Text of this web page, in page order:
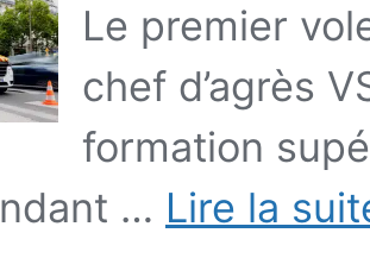
Le pre­mier
chef d’agrès
for­ma­tion
… Lire la